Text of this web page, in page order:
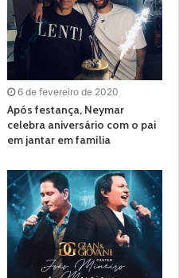
6 de fevereiro de 2020
Após festança, Neymar
celebra aniversário com o pai
em jantar em família